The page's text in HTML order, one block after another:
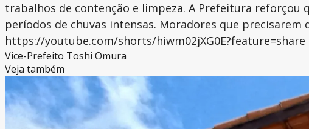
trabalhos de contenção e limpeza. A Prefeitura reforçou
períodos de chuvas intensas. Moradores que
https://youtube.com/shorts/hiwm02jXG0E?feature=share
Vice-Prefeito Toshi Omura
Veja também